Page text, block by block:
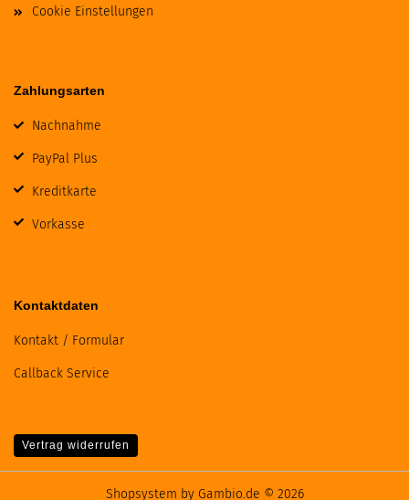
Cookie Einstellungen
Zahlungsarten
Nachnahme
PayPal Plus
Kreditkarte
Vorkasse
Kontaktdaten
Kontakt / Formular
Callback Service
Vertrag widerrufen
Shopsystem by Gambio.de © 2026